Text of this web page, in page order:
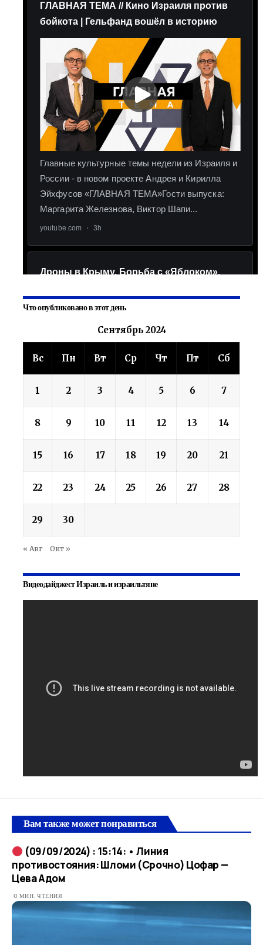
Что опубликовано в этот день
Сентябрь 2024
Вс Пн Вт Ср Чт Пт Сб
1 2 3 4 5 6 7
8 9 10 11 12 13 14
15 16 17 18 19 20 21
22 23 24 25 26 27 28
29 30
« Авг Окт »
Видеодайджест Израиль и израильтяне
Вам также может понравиться
(09/09/2024) : 15:14: • Линия
противостояния: Шломи (Срочно) Цофар —
Цева Адом
0 МИН. ЧТЕНИЯ